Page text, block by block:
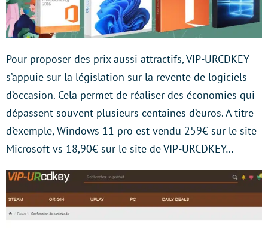
Pour proposer des prix aussi attractifs, VIP-URCDKEY
s’appuie sur la législation sur la revente de logiciels
d’occasion. Cela permet de réaliser des économies qui
dépassent souvent plusieurs centaines d’euros. A titre
d’exemple, Windows 11 pro est vendu 259€ sur le site
Microsoft vs 18,90€ sur le site de VIP-URCDKEY…